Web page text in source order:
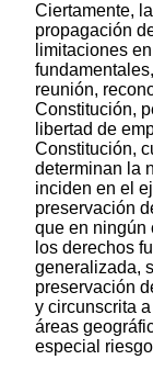
Ciertamente,
propagación
limitaciones
reunión,
Constitución,
libertad de
Constitución,
determinan la
inciden en el
preservación
que en ningún
los derechos
generalizada,
preservación
y circunscrita
áreas
especial